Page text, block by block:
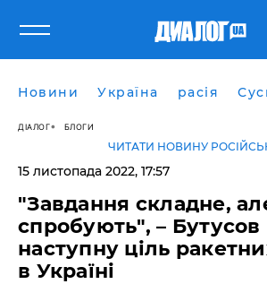
Новини Україна расія
ДІАЛОГ БЛОГИ
ЧИТАТИ НОВИНУ
15 листопада 2022, 17:57
"Завдання складне,
спробують", – Бутусов
наступну ціль
в Україні